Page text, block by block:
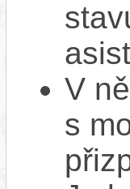
V
s